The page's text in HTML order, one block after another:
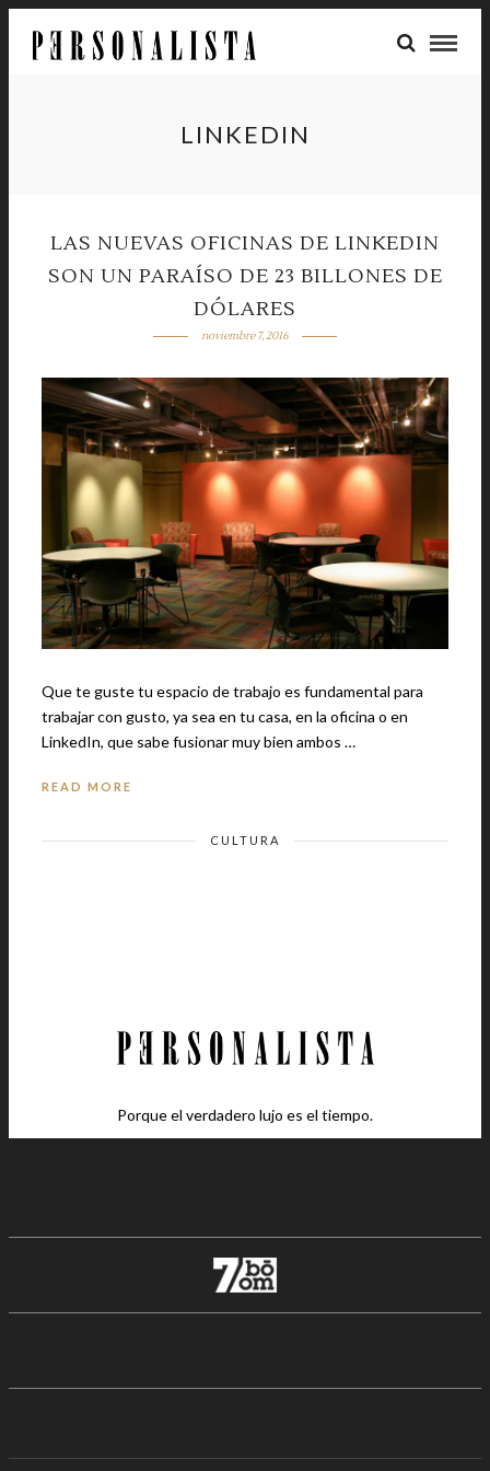
LINKEDIN
LAS NUEVAS OFICINAS DE LINKEDIN
SON UN PARAÍSO DE 23 BILLONES DE
DÓLARES
noviembre 7, 2016
Que te guste tu espacio de trabajo es fundamental para
trabajar con gusto, ya sea en tu casa, en la oficina o en
LinkedIn, que sabe fusionar muy bien ambos …
READ MORE
CULTURA
Porque el verdadero lujo es el tiempo.